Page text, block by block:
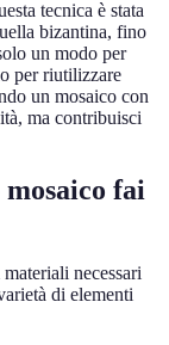
tecnica è stata
bizantina, fino
un modo per
per riutilizzare
un mosaico con
ma contribuisci
fai
necessari
di elementi